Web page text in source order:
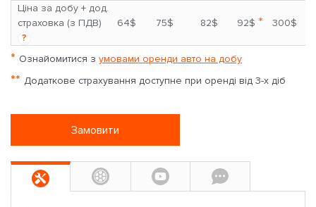
Ціна за добу + дод.
страховка (з ПДВ)
?
64$ 75$ 82$ 92$ * 300$
* Ознайомитися з умовами оренди авто на добу
** Додаткове страхування доступне при оренді від 3-х діб
Замовити